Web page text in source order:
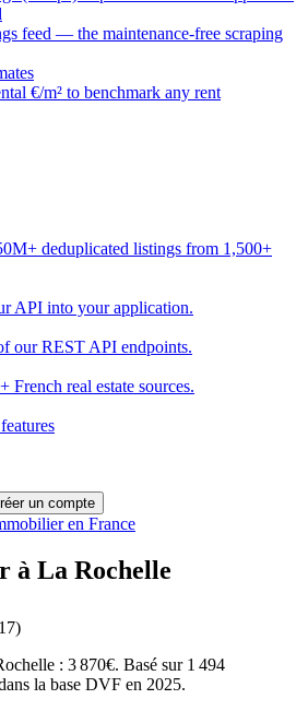
feed — the maintenance-free scraping
€/m² to benchmark any rent
deduplicated listings from 1,500+
API into your application.
our REST API endpoints.
French real estate sources.
un compte
en France
à La Rochelle
: 3 870€. Basé sur 1 494
la base DVF en 2025.